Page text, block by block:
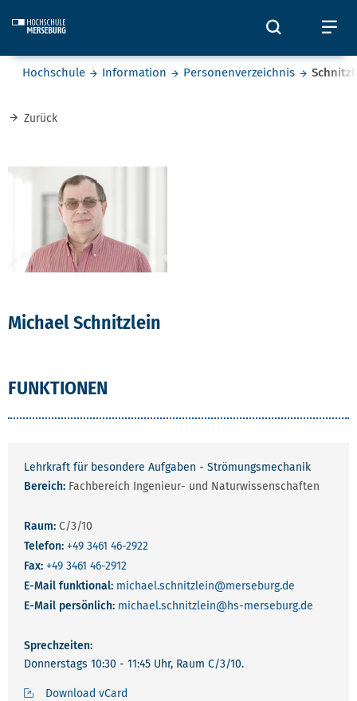
Öffnet
Sie befinden sich hier:
Hochschule Information Personenverzeichnis
Zurück
Michael Schnitzlein
FUNKTIONEN
Lehrkraft für besondere Aufgaben - Strömungsmechanik
Bereich: Fachbereich Ingenieur- und Naturwissenschaften
Raum: C/3/10
Telefon: +49 3461 46-2922
Fax: +49 3461 46-2912
E-Mail funktional: michael.schnitzlein@merseburg.de
E-Mail persönlich: michael.schnitzlein@hs-merseburg.de
Sprechzeiten:
Donnerstags 10:30 - 11:45 Uhr, Raum C/3/10.
Download vCard